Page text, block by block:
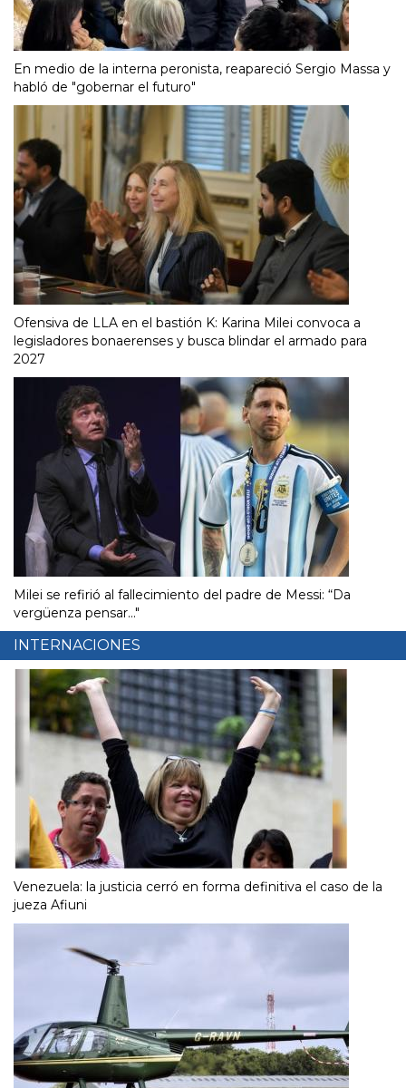
En medio de la interna peronista, reapareció Sergio Massa y
habló de "gobernar el futuro"
Ofensiva de LLA en el bastión K: Karina Milei convoca a
legisladores bonaerenses y busca blindar el armado para
2027
Milei se refirió al fallecimiento del padre de Messi: “Da
vergüenza pensar..."
INTERNACIONES
Venezuela: la justicia cerró en forma definitiva el caso de la
jueza Afiuni